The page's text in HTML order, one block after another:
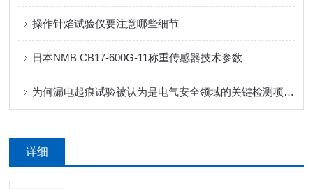
操作针焰试验仪要注意哪些细节
日本NMB CB17-600G-11称重传感器技术参数
为何漏电起痕试验被认为是电气安全领域的关键检测项目？
详细
介绍